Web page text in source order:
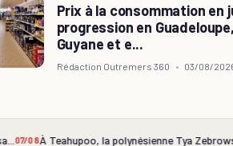
Désormais, son fon...
GAUTIER 06/08/2026~4 min lecture
Prix à la consommation en
progression en
Guyane et e...
Rédaction Outremers 360 • 03/08/
la polynésienne Tya Zebrowski retrouve sa